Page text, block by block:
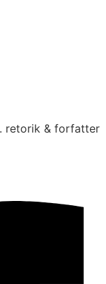
retorik & forfatter